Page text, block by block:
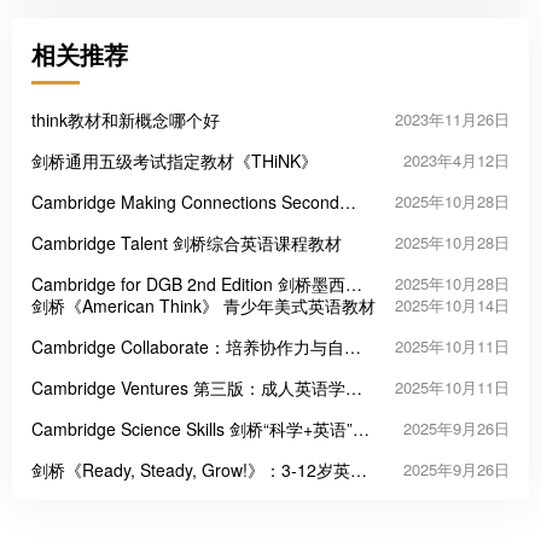
相关推荐
think教材和新概念哪个好 2023年11月26日
剑桥通用五级考试指定教材《THiNK》 2023年4月12日
Cambridge Making Connections Second
2025年10月28日
Cambridge Talent 剑桥综合英语课程教材 2025年10月28日
Cambridge for DGB 2nd Edition 剑桥墨西哥
高中美式英语教材
2025年10月28日
剑桥《American Think》 青少年美式英语教材 2025年10月14日
Cambridge Collaborate：培养协作力与自信
2025年10月11日
Cambridge Ventures 第三版：成人英语学习
2025年10月11日
Cambridge Science Skills 剑桥“科学+英语”跨
2025年9月26日
剑桥《Ready, Steady, Grow!》：3-12岁英语
2025年9月26日